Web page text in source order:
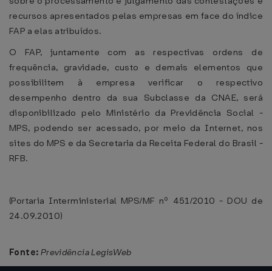
recursos apresentados pelas empresas em face do índice
FAP a elas atribuídos.
O FAP, juntamente com as respectivas ordens de
frequência, gravidade, custo e demais elementos que
possibilitem à empresa verificar o respectivo
desempenho dentro da sua Subclasse da CNAE, será
disponibilizado pelo Ministério da Previdência Social -
MPS, podendo ser acessado, por meio da Internet, nos
sites do MPS e da Secretaria da Receita Federal do Brasil -
RFB.
(Portaria Interministerial MPS/MF nº 451/2010 - DOU de
24.09.2010)
Fonte: Previdência LegisWeb